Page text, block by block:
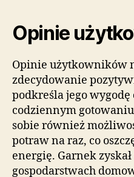
Opinie
Opinie użytkowników
zdecydowanie
podkreśla jego
codziennym
sobie również
potraw na raz, co
energię. Garnek
gospodarstwach